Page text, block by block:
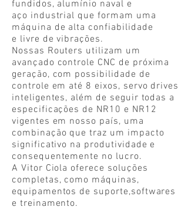
fundidos, alumínio naval e
aço industrial que formam uma
máquina de alta confiabilidade
e livre de vibrações.
Nossas Routers utilizam um
avançado controle CNC de próxima
geração, com possibilidade de
controle em até 8 eixos, servo drives
inteligentes, além de seguir todas a
especificações de NR10 e NR12
vigentes em nosso país, uma
combinação que traz um impacto
significativo na produtividade e
consequentemente no lucro.
A Vitor Ciola oferece soluções
completas, como máquinas,
equipamentos de suporte,softwares
e treinamento.